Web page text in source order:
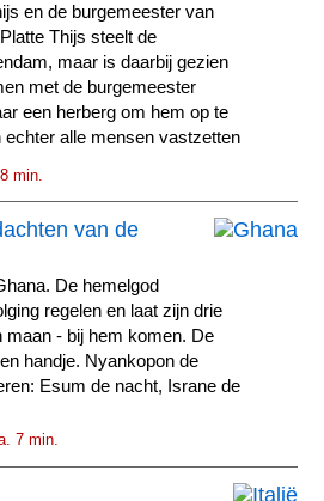
en de burgemeester van
Thijs steelt de
maar is daarbij gezien
met de burgemeester
een herberg om hem op te
alle mensen vastzetten
min.
van de
De hemelgod
regelen en laat zijn drie
maan - bij hem komen. De
handje. Nyankopon de
Esum de nacht, Israne de
7 min.